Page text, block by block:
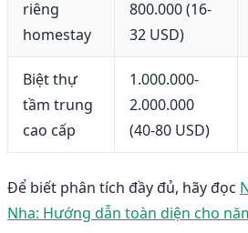
riêng
homestay
800.000 (16-
32 USD)
Biệt thự
tầm trung
cao cấp
1.000.000-
2.000.000
(40-80 USD)
Để biết phân tích đầy đủ, hãy đọc
Nha: Hướng dẫn toàn diện cho